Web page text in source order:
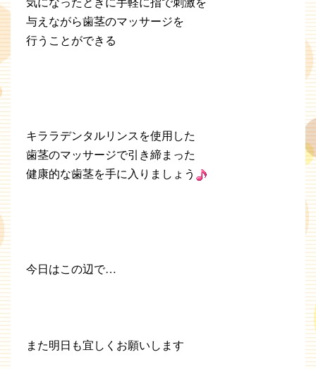
与えながら歯茎のマッサージを
行うことができる
キララデンタルリンスを使用した
歯茎のマッサージで引き締まった
健康的な歯茎を手に入りましょう
今日はこの辺で…
また明日も宜しくお願いします